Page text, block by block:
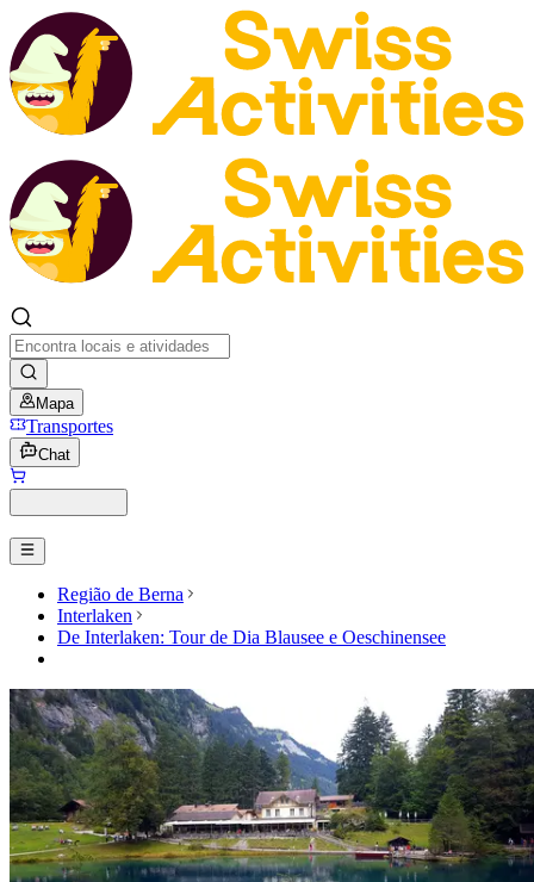
Mapa
Transportes
Chat
Região de Berna
Interlaken
De Interlaken: Tour de Dia Blausee e Oeschinensee